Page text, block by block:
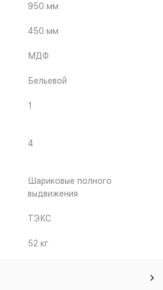
950 мм
450 мм
МДФ
Бельевой
1
4
Шариковые полного
выдвижения
ТЭКС
52 кг